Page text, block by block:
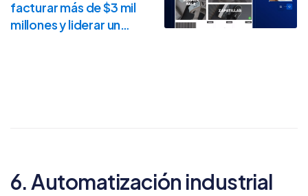
facturar más de $3 mil
millones y liderar un
6. Automatización industrial